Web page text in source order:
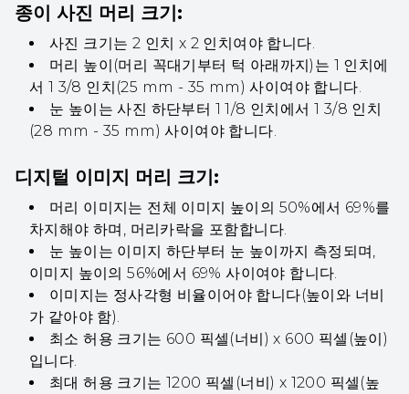
종이 사진 머리 크기:
사진 크기는 2 인치 x 2 인치여야 합니다.
머리 높이(머리 꼭대기부터 턱 아래까지)는 1 인치에
서 1 3/8 인치(25 mm - 35 mm) 사이여야 합니다.
눈 높이는 사진 하단부터 1 1/8 인치에서 1 3/8 인치
(28 mm - 35 mm) 사이여야 합니다.
디지털 이미지 머리 크기:
머리 이미지는 전체 이미지 높이의 50%에서 69%를
차지해야 하며, 머리카락을 포함합니다.
눈 높이는 이미지 하단부터 눈 높이까지 측정되며,
이미지 높이의 56%에서 69% 사이여야 합니다.
이미지는 정사각형 비율이어야 합니다(높이와 너비
가 같아야 함).
최소 허용 크기는 600 픽셀(너비) x 600 픽셀(높이)
입니다.
최대 허용 크기는 1200 픽셀(너비) x 1200 픽셀(높